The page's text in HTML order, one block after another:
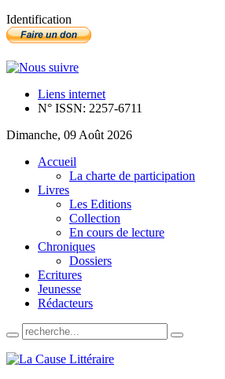
Identification
Liens internet
N° ISSN: 2257-6711
Dimanche, 09 Août 2026
Accueil
La charte de participation
Livres
Les Editions
Collection
En cours de lecture
Chroniques
Dossiers
Ecritures
Jeunesse
Rédacteurs